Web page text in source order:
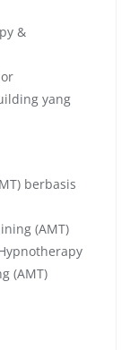
&
yang
berbasis
(AMT)
(AMT)